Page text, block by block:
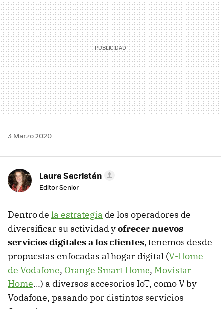
3 Marzo 2020
Laura Sacristán
Editor Senior
Dentro de la estrategia de los operadores de
diversificar su actividad yofrecer nuevos
servicios digitales a los clientes, tenemos desde
propuestas enfocadas al hogar digital (V-Home
de Vodafone, Orange Smart Home, Movistar
Home...) a diversos accesorios IoT, como V by
Vodafone, pasando por distintos servicios